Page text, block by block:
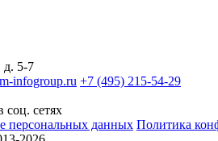
д. 5-7
infogroup.ru +7 (495) 215-54-29
соц. сетях
персональных данных Политика